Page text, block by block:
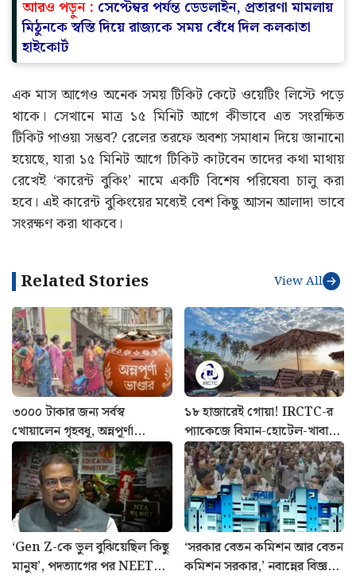
আরও পড়ুন : সেপ্টেম্বর পর্যন্ত ডেডলাইন, প্রতারণা মামলায়
মিঠুনকে স্বস্তি দিয়ে রাজ্যকে সময় বেঁধে দিল কলকাতা
হাইকোর্ট
এক মাস আগেও অনেক সময় টিকিট কেটে ওয়েটিং লিস্টে পড়ে
থাকে। সেখানে মাত্র ১৫ মিনিট আগে কীভাবে এত সংরক্ষিত
টিকিট পাওয়া সম্ভব? রেলের তরফে অবশ্য সমাধান দিয়ে জানানো
হয়েছে, যারা ১৫ মিনিট আগে টিকিট কাটবেন তাদের কথা মাথায়
রেখেই ‘কারেন্ট বুকিং’ নামে একটি বিশেষ পরিষেবা চালু করা
হবে। এই কারেন্ট বুকিংয়ের মধ্যেই বেশ কিছু আসন আলাদা ভাবে
সংরক্ষণ করা থাকবে।
Related Stories View All
৩০০০ টাকার জন্য সর্বস্ব
খোয়ালেন গৃহবধূ, অন্নপূর্ণা
যোজনার নামে বিরাট প্রতারণা
১৮ হাজারেই গোয়া! IRCTC-র
প্যাকেজে বিমান-হোটেল-খাবার,
জানুন পুরো খরচ
‘Gen Z-কে ভুল বুঝিয়েছিল কিছু
মানুষ’, পদত্যাগের পর NEET
‘সরকার বেতন কমিশন আর বেতন
কমিশন সরকার,’ নবান্নের বিজ্ঞপ্তি